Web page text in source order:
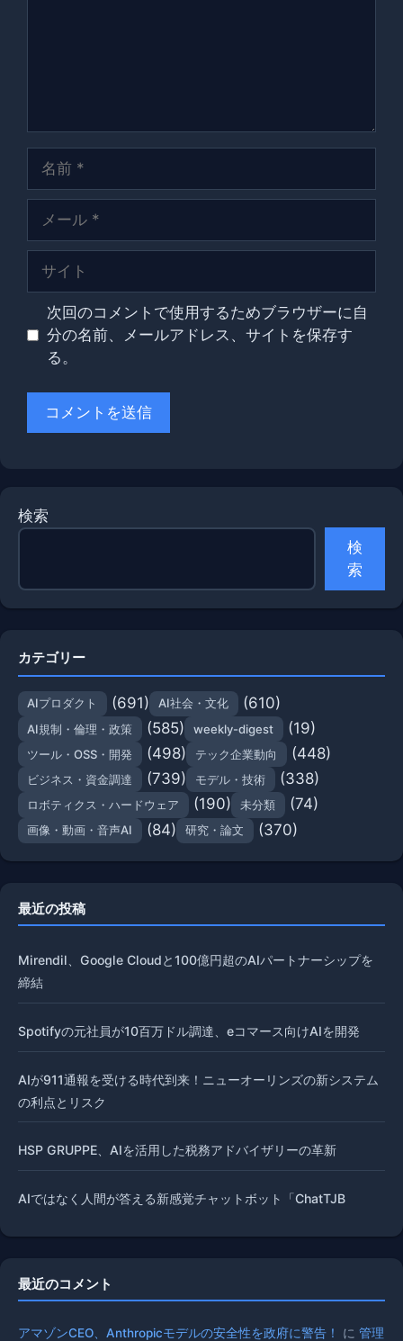
ル
次回のコメントで使用するためブラウザーに自
分の名前、メールアドレス、サイトを保存す
る。
検索
検
索
カテゴリー
AIプロダクト (691) AI社会・文化 (610)
AI規制・倫理・政策 (585) weekly-digest (19)
ツール・OSS・開発 (498) テック企業動向 (448)
ビジネス・資金調達 (739) モデル・技術 (338)
ロボティクス・ハードウェア (190) 未分類 (74)
画像・動画・音声AI (84) 研究・論文 (370)
最近の投稿
Mirendil、Google Cloudと100億円超のAIパートナーシップを
締結
Spotifyの元社員が10百万ドル調達、eコマース向けAIを開発
AIが911通報を受ける時代到来！ニューオーリンズの新システム
の利点とリスク
HSP GRUPPE、AIを活用した税務アドバイザリーの革新
AIではなく人間が答える新感覚チャットボット「ChatTJB
最近のコメント
アマゾンCEO、Anthropicモデルの安全性を政府に警告！ に 管理